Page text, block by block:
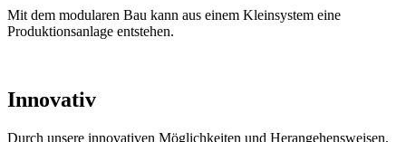
Mit dem modularen Bau kann aus einem Kleinsystem eine
Produktionsanlage entstehen.
Innovativ
Durch unsere innovativen Möglichkeiten und Herangehensweisen,